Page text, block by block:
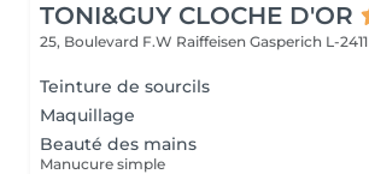
TONI&GUY CLOCHE D'OR
25, Boulevard F.W Raiffeisen Gasperich L-2411
Teinture de sourcils
Maquillage
Beauté des mains
Manucure simple